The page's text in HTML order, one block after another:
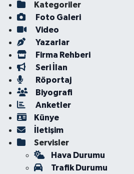
Kategoriler
Foto Galeri
Video
Yazarlar
Firma Rehberi
Seri İlan
Röportaj
Biyografi
Anketler
Künye
İletişim
Servisler
Hava Durumu
Trafik Durumu